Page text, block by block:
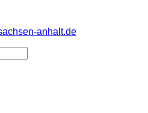
anhalt.de